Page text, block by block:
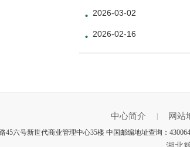
2026-03-02
2026-02-16
中心简介 网站
45六号新世代商业管理中心35楼 中国邮编地址查询：